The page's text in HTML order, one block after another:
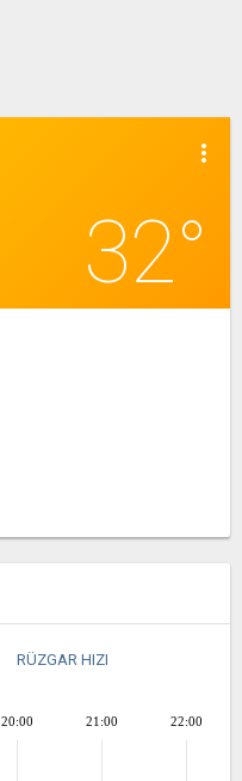
more_vert
32°
RÜZGAR HIZI
20:00 21:00 22:00